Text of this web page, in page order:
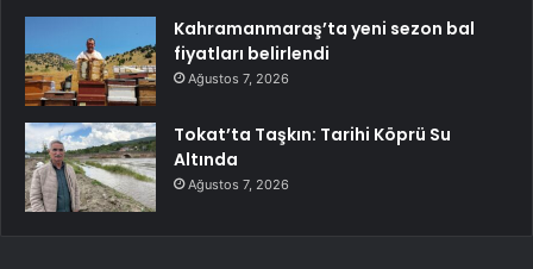
Kahramanmaraş’ta yeni sezon bal
fiyatları belirlendi
Ağustos 7, 2026
Tokat’ta Taşkın: Tarihi Köprü Su
Altında
Ağustos 7, 2026